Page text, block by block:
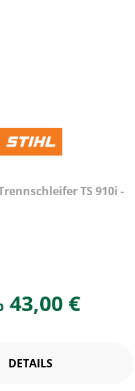
TS 910i -
43,00 €
DETAILS